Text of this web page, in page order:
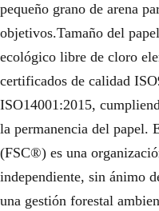
pequeño grano de arena
objetivos.Tamaño del
ecológico libre de cloro
certificados de calidad
ISO14001:2015,
la permanencia del papel.
(FSC®) es una
independiente, sin ánimo
una gestión forestal